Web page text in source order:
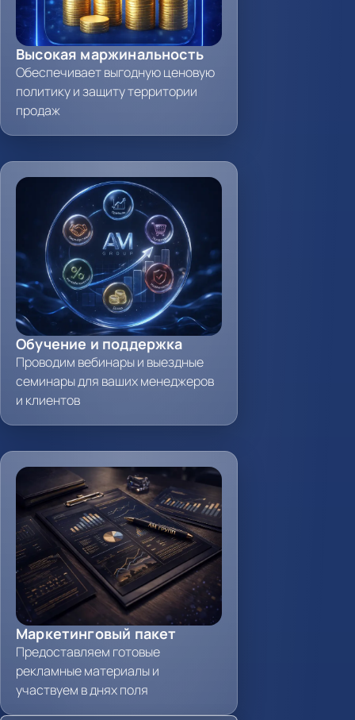
Высокая маржинальность
Обеспечивает выгодную ценовую
политику и защиту территории
продаж
Обучение и поддержка
Проводим вебинары и выездные
семинары для ваших менеджеров
и клиентов
Маркетинговый пакет
Предоставляем готовые
рекламные материалы и
участвуем в днях поля